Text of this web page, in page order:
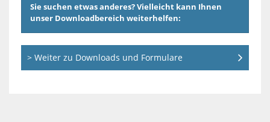
Sie suchen etwas anderes? Vielleicht kann Ihnen
unser Downloadbereich weiterhelfen:
> Weiter zu Downloads und Formulare